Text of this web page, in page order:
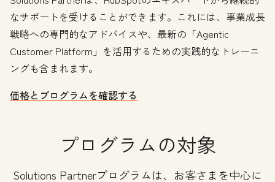
なサポートを受けることができます。これには、事業成長
戦略への専門的なアドバイスや、最新の「Agentic
Customer Platform」を活用するための実践的なトレーニ
ングも含まれます。
価格とプログラムを確認する
プログラムの対象
Solutions Partnerプログラムは、お客さまを中心に